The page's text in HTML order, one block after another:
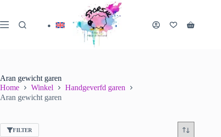
de
inhoud
Aran gewicht garen
Home
Winkel
Handgeverfd garen
Aran gewicht garen
FILTER